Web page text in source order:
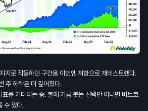
지로 작동하던 구간을 이번엔 저항으로 재테스트했다.
주 하락은 더 깊어졌다.
를 기다리는 중. 불에 기름 붓는 선택만 아니면 비트코
수 있다.